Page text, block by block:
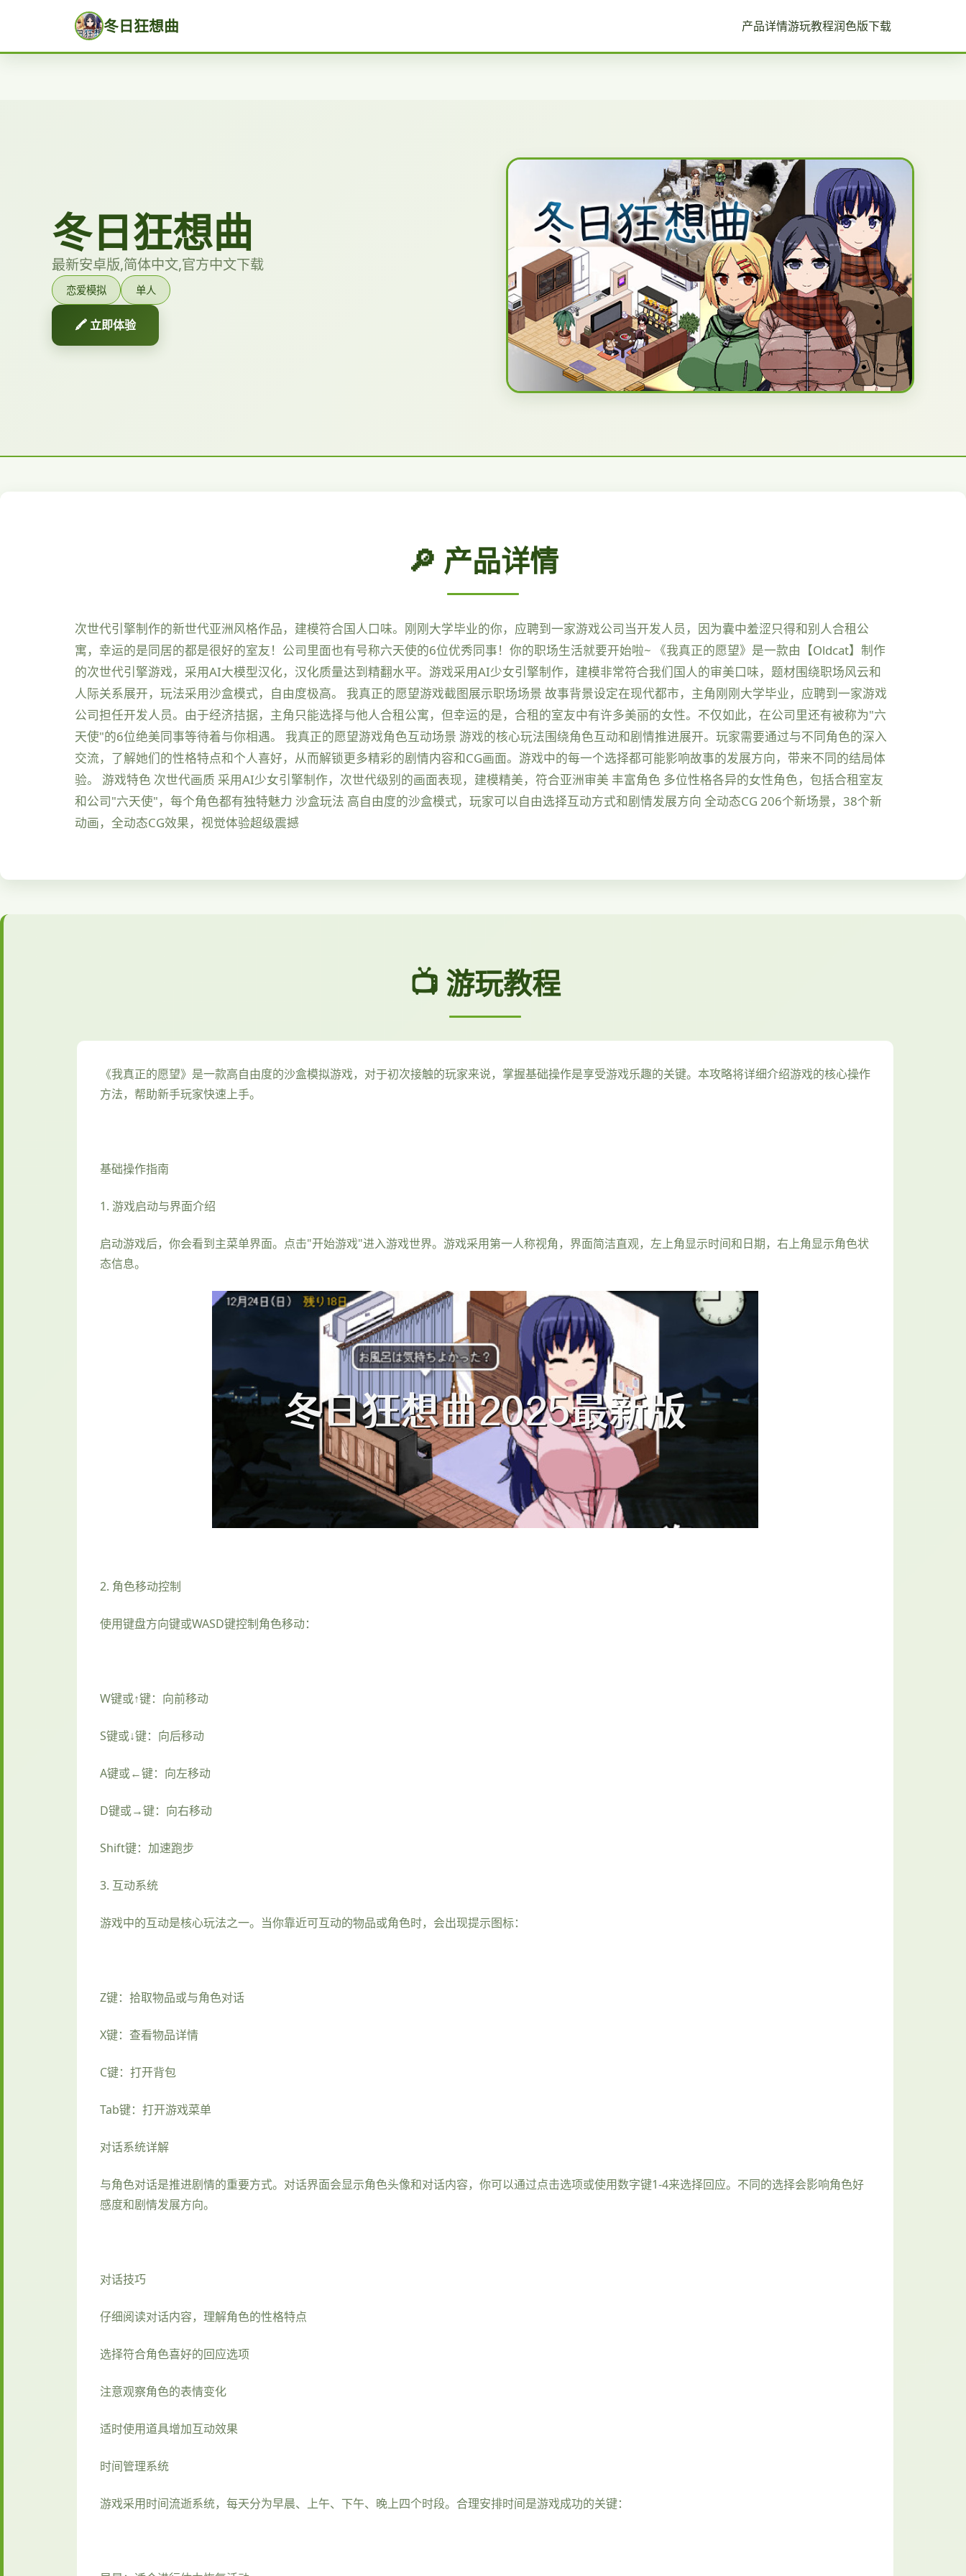
冬日狂想曲 产品详情游玩教程润色版下载
冬日狂想曲
最新安卓版,简体中文,官方中文下载
恋爱模拟 单人
🖍️ 立即体验
🔎 产品详情
次世代引擎制作的新世代亚洲风格作品，建模符合国人口味。刚刚大学毕业的你，应聘到一家游戏公司当开发人员，因为囊中羞涩只得和别人合租公
寓，幸运的是同居的都是很好的室友！公司里面也有号称六天使的6位优秀同事！你的职场生活就要开始啦~ 《我真正的愿望》是一款由【Oldcat】制作
的次世代引擎游戏，采用AI大模型汉化，汉化质量达到精翻水平。游戏采用AI少女引擎制作，建模非常符合我们国人的审美口味，题材围绕职场风云和
人际关系展开，玩法采用沙盒模式，自由度极高。 我真正的愿望游戏截图展示职场场景 故事背景设定在现代都市，主角刚刚大学毕业，应聘到一家游戏
公司担任开发人员。由于经济拮据，主角只能选择与他人合租公寓，但幸运的是，合租的室友中有许多美丽的女性。不仅如此，在公司里还有被称为"六
天使"的6位绝美同事等待着与你相遇。 我真正的愿望游戏角色互动场景 游戏的核心玩法围绕角色互动和剧情推进展开。玩家需要通过与不同角色的深入
交流，了解她们的性格特点和个人喜好，从而解锁更多精彩的剧情内容和CG画面。游戏中的每一个选择都可能影响故事的发展方向，带来不同的结局体
验。 游戏特色 次世代画质 采用AI少女引擎制作，次世代级别的画面表现，建模精美，符合亚洲审美 丰富角色 多位性格各异的女性角色，包括合租室友
和公司"六天使"，每个角色都有独特魅力 沙盒玩法 高自由度的沙盒模式，玩家可以自由选择互动方式和剧情发展方向 全动态CG 206个新场景，38个新
动画，全动态CG效果，视觉体验超级震撼
📺 游玩教程
《我真正的愿望》是一款高自由度的沙盒模拟游戏，对于初次接触的玩家来说，掌握基础操作是享受游戏乐趣的关键。本攻略将详细介绍游戏的核心操作
方法，帮助新手玩家快速上手。
基础操作指南
1. 游戏启动与界面介绍
启动游戏后，你会看到主菜单界面。点击"开始游戏"进入游戏世界。游戏采用第一人称视角，界面简洁直观，左上角显示时间和日期，右上角显示角色状
态信息。
2. 角色移动控制
使用键盘方向键或WASD键控制角色移动：
W键或↑键：向前移动
S键或↓键：向后移动
A键或←键：向左移动
D键或→键：向右移动
Shift键：加速跑步
3. 互动系统
游戏中的互动是核心玩法之一。当你靠近可互动的物品或角色时，会出现提示图标：
Z键：拾取物品或与角色对话
X键：查看物品详情
C键：打开背包
Tab键：打开游戏菜单
对话系统详解
与角色对话是推进剧情的重要方式。对话界面会显示角色头像和对话内容，你可以通过点击选项或使用数字键1-4来选择回应。不同的选择会影响角色好
感度和剧情发展方向。
对话技巧
仔细阅读对话内容，理解角色的性格特点
选择符合角色喜好的回应选项
注意观察角色的表情变化
适时使用道具增加互动效果
时间管理系统
游戏采用时间流逝系统，每天分为早晨、上午、下午、晚上四个时段。合理安排时间是游戏成功的关键：